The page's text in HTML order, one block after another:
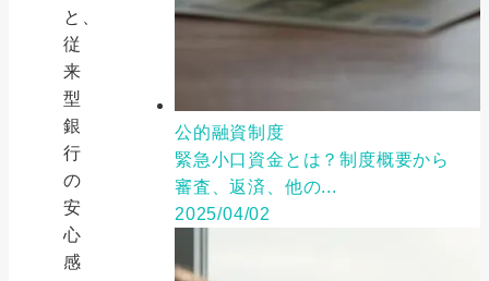
と、
従
来
型
銀
行
の
安
心
感
公的融資制度
緊急小口資金とは？制度概要から
審査、返済、他の...
2025/04/02